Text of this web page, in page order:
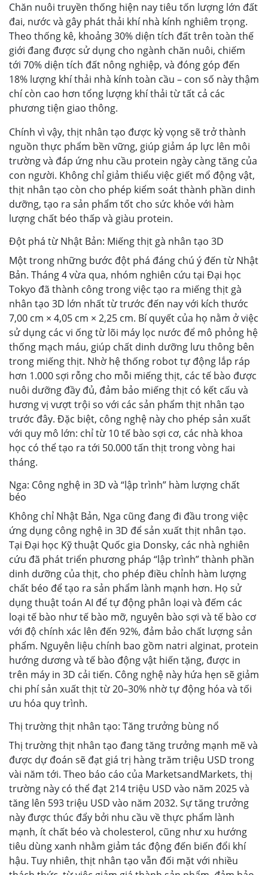
Chăn nuôi truyền thống hiện nay tiêu tốn lượng lớn đất
đai, nước và gây phát thải khí nhà kính nghiêm trọng.
Theo thống kê, khoảng 30% diện tích đất trên toàn thế
giới đang được sử dụng cho ngành chăn nuôi, chiếm
tới 70% diện tích đất nông nghiệp, và đóng góp đến
18% lượng khí thải nhà kính toàn cầu – con số này thậm
chí còn cao hơn tổng lượng khí thải từ tất cả các
phương tiện giao thông.
Chính vì vậy, thịt nhân tạo được kỳ vọng sẽ trở thành
nguồn thực phẩm bền vững, giúp giảm áp lực lên môi
trường và đáp ứng nhu cầu protein ngày càng tăng của
con người. Không chỉ giảm thiểu việc giết mổ động vật,
thịt nhân tạo còn cho phép kiểm soát thành phần dinh
dưỡng, tạo ra sản phẩm tốt cho sức khỏe với hàm
lượng chất béo thấp và giàu protein.
Đột phá từ Nhật Bản: Miếng thịt gà nhân tạo 3D
Một trong những bước đột phá đáng chú ý đến từ Nhật
Bản. Tháng 4 vừa qua, nhóm nghiên cứu tại Đại học
Tokyo đã thành công trong việc tạo ra miếng thịt gà
nhân tạo 3D lớn nhất từ trước đến nay với kích thước
7,00 cm × 4,05 cm × 2,25 cm. Bí quyết của họ nằm ở việc
sử dụng các vi ống từ lõi máy lọc nước để mô phỏng hệ
thống mạch máu, giúp chất dinh dưỡng lưu thông bên
trong miếng thịt. Nhờ hệ thống robot tự động lắp ráp
hơn 1.000 sợi rỗng cho mỗi miếng thịt, các tế bào được
nuôi dưỡng đầy đủ, đảm bảo miếng thịt có kết cấu và
hương vị vượt trội so với các sản phẩm thịt nhân tạo
trước đây. Đặc biệt, công nghệ này cho phép sản xuất
với quy mô lớn: chỉ từ 10 tế bào sợi cơ, các nhà khoa
học có thể tạo ra tới 50.000 tấn thịt trong vòng hai
tháng.
Nga: Công nghệ in 3D và “lập trình” hàm lượng chất
béo
Không chỉ Nhật Bản, Nga cũng đang đi đầu trong việc
ứng dụng công nghệ in 3D để sản xuất thịt nhân tạo.
Tại Đại học Kỹ thuật Quốc gia Donsky, các nhà nghiên
cứu đã phát triển phương pháp “lập trình” thành phần
dinh dưỡng của thịt, cho phép điều chỉnh hàm lượng
chất béo để tạo ra sản phẩm lành mạnh hơn. Họ sử
dụng thuật toán AI để tự động phân loại và đếm các
loại tế bào như tế bào mỡ, nguyên bào sợi và tế bào cơ
với độ chính xác lên đến 92%, đảm bảo chất lượng sản
phẩm. Nguyên liệu chính bao gồm natri alginat, protein
hướng dương và tế bào động vật hiến tặng, được in
trên máy in 3D cải tiến. Công nghệ này hứa hẹn sẽ giảm
chi phí sản xuất thịt từ 20–30% nhờ tự động hóa và tối
ưu hóa quy trình.
Thị trường thịt nhân tạo: Tăng trưởng bùng nổ
Thị trường thịt nhân tạo đang tăng trưởng mạnh mẽ và
được dự đoán sẽ đạt giá trị hàng trăm triệu USD trong
vài năm tới. Theo báo cáo của MarketsandMarkets, thị
trường này có thể đạt 214 triệu USD vào năm 2025 và
tăng lên 593 triệu USD vào năm 2032. Sự tăng trưởng
này được thúc đẩy bởi nhu cầu về thực phẩm lành
mạnh, ít chất béo và cholesterol, cũng như xu hướng
tiêu dùng xanh nhằm giảm tác động đến biến đổi khí
hậu. Tuy nhiên, thịt nhân tạo vẫn đối mặt với nhiều